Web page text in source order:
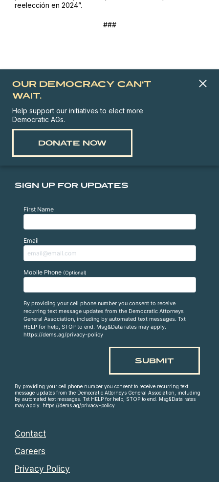
reelección en 2024”.
###
OUR DEMOCRACY CAN'T
WAIT.
Help support our initiatives to elect more
Democratic AGs.
DONATE NOW
Contact
Careers
Privacy Policy
SIGN UP FOR UPDATES
First Name
Email
Mobile Phone (Optional)
By providing your cell phone number you consent to receive
recurring text message updates from the Democratic Attorneys
General Association, including by automated text messages. Txt
HELP for help, STOP to end. Msg&Data rates may apply.
https://dems.ag/privacy-policy
By providing your cell phone number you consent to receive recurring text
message updates from the Democratic Attorneys General Association, including
by automated text messages. Txt HELP for help, STOP to end. Msg&Data rates
may apply. https://dems.ag/privacy-policy